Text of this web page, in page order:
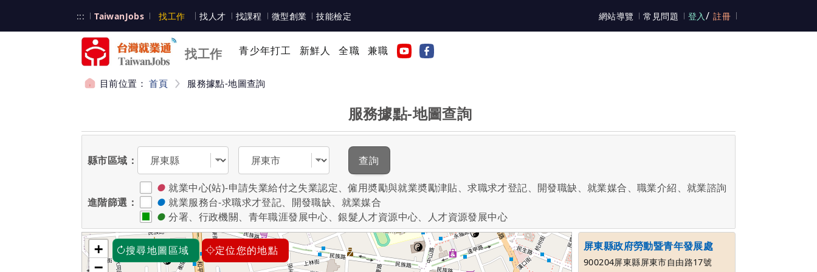
::: TaiwanJobs 台灣就業通
找工作 台灣就業通
找人才 找課程 微型創業 技能檢定 網站導覽 常見問題 登入 / 註冊
找工作 青少年打工 新鮮人 全職 兼職
目前位置：首頁 服務據點-地圖查詢
服務據點-地圖查詢
縣市區域：
選擇縣市
選擇區域
查詢
進階篩選：
● 就業中心(站)-申請失業給付之失業認定、僱用奬勵與就業奬勵津貼、求職求才登記、開發職缺、就業媒合、職業介紹、就業諮詢
● 就業服務台-求職求才登記、開發職缺、就業媒合
● 分署、行政機關、青年職涯發展中心、銀髮人才資源中心、人才資源發展中心
搜尋地圖區域 定位您的地點
+
−
屏東縣政府勞動暨青年發展處
900204屏東縣屏東市自由路17號